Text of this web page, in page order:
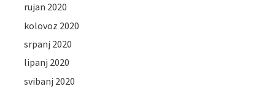
rujan 2020
kolovoz 2020
srpanj 2020
lipanj 2020
svibanj 2020